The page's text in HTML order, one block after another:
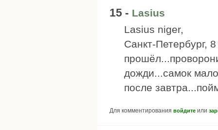
15 - Lasius
Lasius niger,
Санкт-Петербург,
дожди...самок
после
Для комментирования войдите или